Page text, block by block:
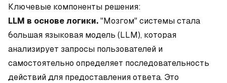
Ключевые компоненты решения:
LLM в основе логики. "Мозгом" системы стала
большая языковая модель (LLM), которая
анализирует запросы пользователей и
самостоятельно определяет последовательность
действий для предоставления ответа. Это